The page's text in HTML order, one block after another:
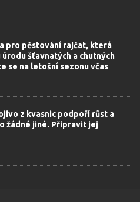
pro pěstování rajčat, která
šťavnatých a chutných
se na letošní sezonu včas
z kvasnic podpoří růst a
žádné jiné. Připravit jej